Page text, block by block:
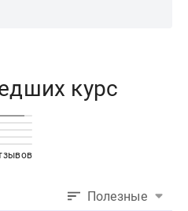
курс
Полезные